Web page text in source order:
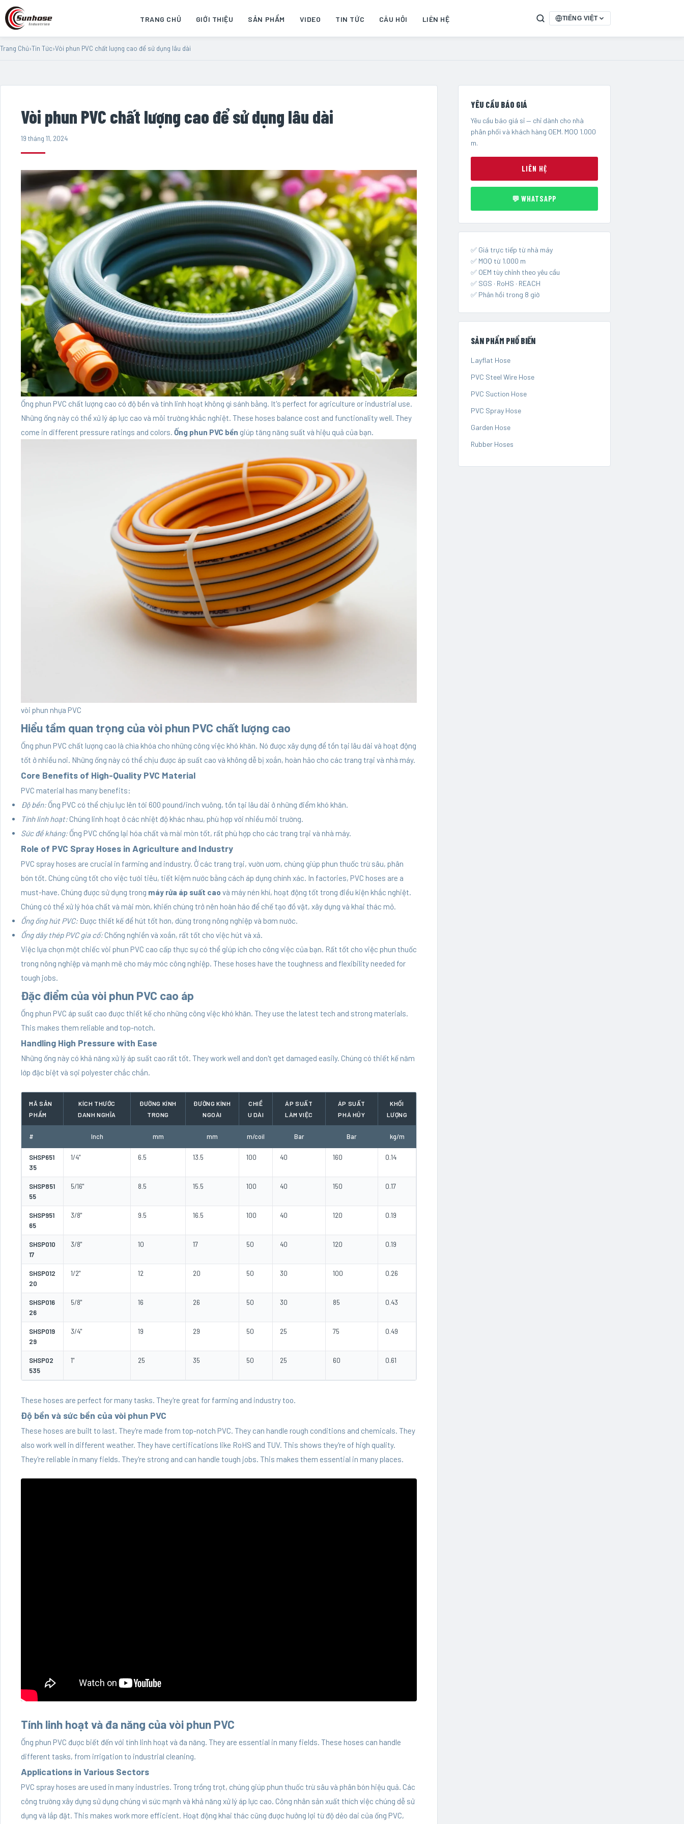
TRANG CHỦ GIỚI THIỆU SẢN PHẨM VIDEO TIN TỨC CÂU HỎI LIÊN HỆ TIẾNG VIỆT
Trang Chủ›Tin Tức›Vòi phun PVC chất lượng cao để sử dụng lâu dài
Vòi phun PVC chất lượng cao để sử dụng lâu dài
19 tháng 11, 2024
Ống phun PVC chất lượng cao có độ bền và tính linh hoạt không gì sánh bằng. It's perfect for agriculture or industrial use.
Những ống này có thể xử lý áp lực cao và môi trường khắc nghiệt. These hoses balance cost and functionality well. They
come in different pressure ratings and colors. Ống phun PVC bền giúp tăng năng suất và hiệu quả của bạn.
vòi phun nhựa PVC
Hiểu tầm quan trọng của vòi phun PVC chất lượng cao
Ống phun PVC chất lượng cao là chìa khóa cho những công việc khó khăn. Nó được xây dựng để tồn tại lâu dài và hoạt động
tốt ở nhiều nơi. Những ống này có thể chịu được áp suất cao và không dễ bị xoắn, hoàn hảo cho các trang trại và nhà máy.
Core Benefits of High-Quality PVC Material
PVC material has many benefits:
Độ bền: Ống PVC có thể chịu lực lên tới 600 pound/inch vuông, tồn tại lâu dài ở những điểm khó khăn.
Tính linh hoạt: Chúng linh hoạt ở các nhiệt độ khác nhau, phù hợp với nhiều môi trường.
Sức đề kháng: Ống PVC chống lại hóa chất và mài mòn tốt, rất phù hợp cho các trang trại và nhà máy.
Role of PVC Spray Hoses in Agriculture and Industry
PVC spray hoses are crucial in farming and industry. Ở các trang trại, vườn ươm, chúng giúp phun thuốc trừ sâu, phân
bón tốt. Chúng cũng tốt cho việc tưới tiêu, tiết kiệm nước bằng cách áp dụng chính xác. In factories, PVC hoses are a
must-have. Chúng được sử dụng trong máy rửa áp suất cao và máy nén khí, hoạt động tốt trong điều kiện khắc nghiệt.
Chúng có thể xử lý hóa chất và mài mòn, khiến chúng trở nên hoàn hảo để chế tạo đồ vật, xây dựng và khai thác mỏ.
Ống ống hút PVC: Được thiết kế để hút tốt hơn, dùng trong nông nghiệp và bơm nước.
Ống dây thép PVC gia cố: Chống nghiền và xoắn, rất tốt cho việc hút và xả.
Việc lựa chọn một chiếc vòi phun PVC cao cấp thực sự có thể giúp ích cho công việc của bạn. Rất tốt cho việc phun thuốc
trong nông nghiệp và mạnh mẽ cho máy móc công nghiệp. These hoses have the toughness and flexibility needed for
tough jobs.
Đặc điểm của vòi phun PVC cao áp
Ống phun PVC áp suất cao được thiết kế cho những công việc khó khăn. They use the latest tech and strong materials.
This makes them reliable and top-notch.
Handling High Pressure with Ease
Những ống này có khả năng xử lý áp suất cao rất tốt. They work well and don't get damaged easily. Chúng có thiết kế năm
lớp đặc biệt và sợi polyester chắc chắn.
MÃ SẢN
PHẨM
KÍCH THƯỚC
DANH NGHĨA
ĐƯỜNG KÍNH
TRONG
ĐƯỜNG KÍNH
NGOÀI
CHIỀ
U DÀI
ÁP SUẤT
LÀM VIỆC
ÁP SUẤT
PHÁ HỦY
KHỐI
LƯỢNG
# Inch mm mm m/coil Bar Bar kg/m
SHSP651
35
1/4" 6.5 13.5 100 40 160 0.14
SHSP851
55
5/16" 8.5 15.5 100 40 150 0.17
SHSP951
65
3/8" 9.5 16.5 100 40 120 0.19
SHSP010
17
3/8" 10 17 50 40 120 0.19
SHSP012
20
1/2" 12 20 50 30 100 0.26
SHSP016
26
5/8" 16 26 50 30 85 0.43
SHSP019
29
3/4" 19 29 50 25 75 0.49
SHSP02
535
1" 25 35 50 25 60 0.61
These hoses are perfect for many tasks. They're great for farming and industry too.
Độ bền và sức bền của vòi phun PVC
These hoses are built to last. They're made from top-notch PVC. They can handle rough conditions and chemicals. They
also work well in different weather. They have certifications like RoHS and TUV. This shows they're of high quality.
They're reliable in many fields. They're strong and can handle tough jobs. This makes them essential in many places.
Tính linh hoạt và đa năng của vòi phun PVC
Ống phun PVC được biết đến với tính linh hoạt và đa năng. They are essential in many fields. These hoses can handle
different tasks, from irrigation to industrial cleaning.
Applications in Various Sectors
PVC spray hoses are used in many industries. Trong trồng trọt, chúng giúp phun thuốc trừ sâu và phân bón hiệu quả. Các
công trường xây dựng sử dụng chúng vì sức mạnh và khả năng xử lý áp lực cao. Công nhân sản xuất thích việc chúng dễ sử
dụng và lắp đặt. This makes work more efficient. Hoạt động khai thác cũng được hưởng lợi từ độ dẻo dai của ống PVC,
YÊU CẦU BÁO GIÁ
Yêu cầu báo giá sỉ — chỉ dành cho nhà
phân phối và khách hàng OEM. MOQ 1.000
m.
LIÊN HỆ
💬 WHATSAPP
✅ Giá trực tiếp từ nhà máy
✅ MOQ từ 1.000 m
✅ OEM tùy chỉnh theo yêu cầu
✅ SGS · RoHS · REACH
✅ Phản hồi trong 8 giờ
SẢN PHẨM PHỔ BIẾN
Layflat Hose
PVC Steel Wire Hose
PVC Suction Hose
PVC Spray Hose
Garden Hose
Rubber Hoses